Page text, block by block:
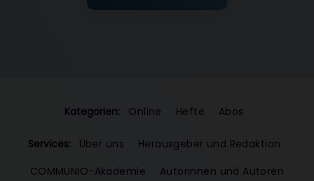
Kategorien: Online Hefte Abos
Services: Über uns
Herausgeber und Redaktion
COMMUNIO-Akademie
Autorinnen und Autoren